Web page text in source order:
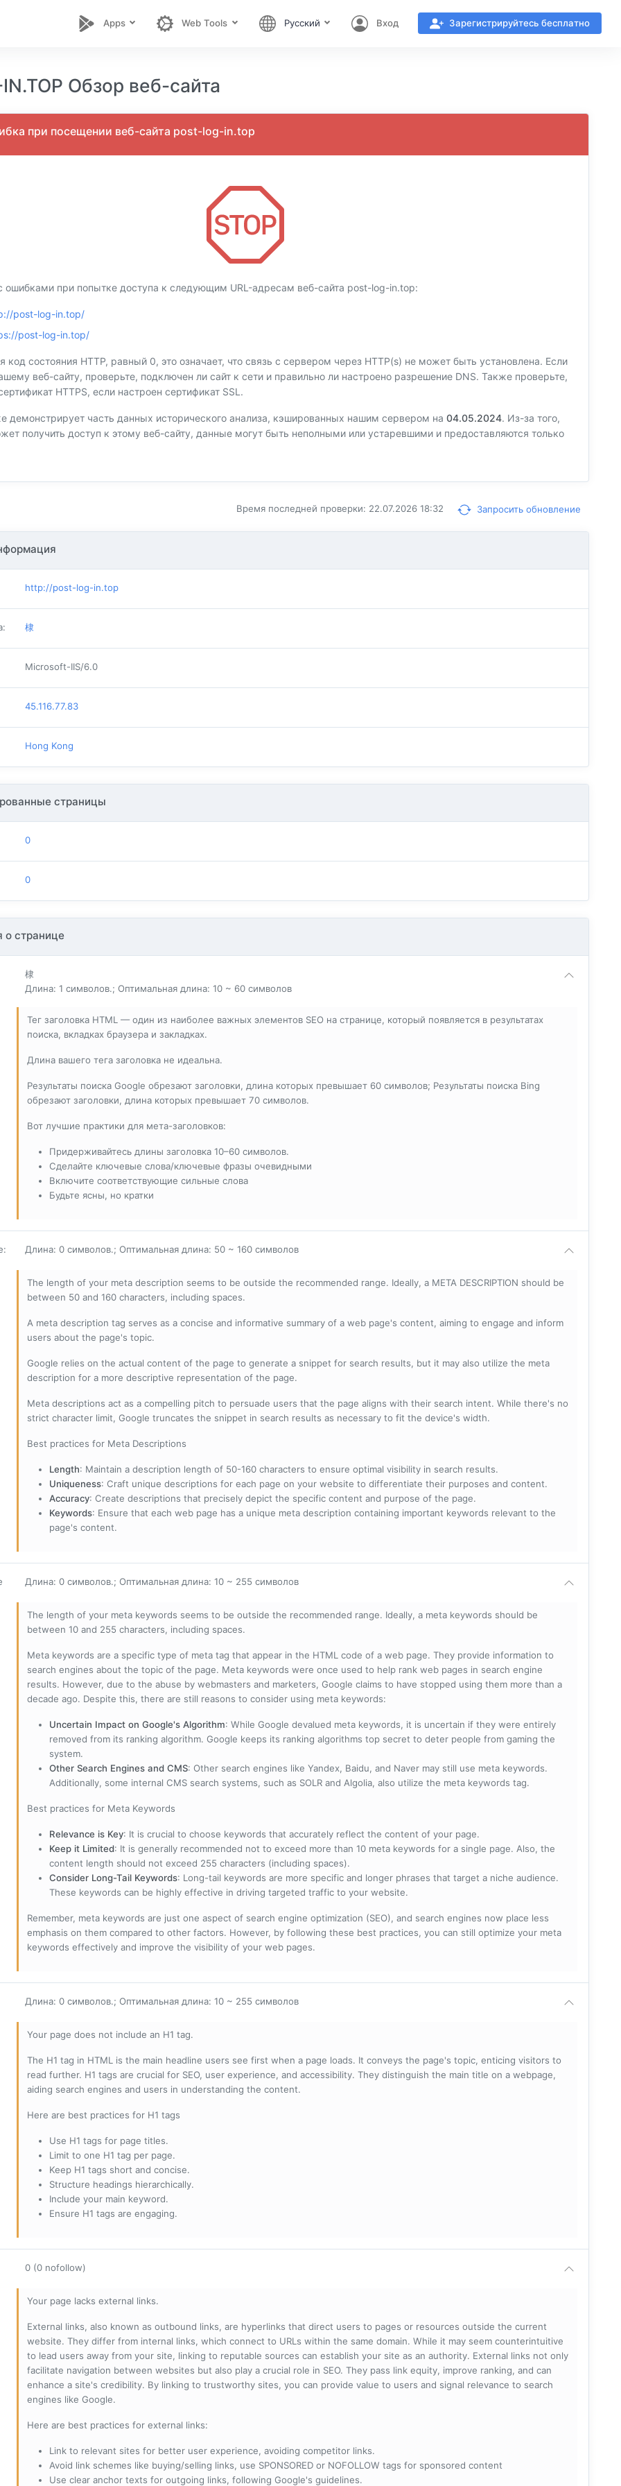
Apps Web Tools Русский Вход Зарегистрируйтесь бесплатно
Обзор веб-сайта
при посещении веб-сайта post-log-in.top
ошибками при попытке доступа к следующим URL-адресам веб-сайта post-log-in.top:
post-log-in.top/
post-log-in.top/
код состояния HTTP, равный 0, это означает, что связь с сервером через HTTP(s) не может быть установлена. Если
веб-сайту, проверьте, подключен ли сайт к сети и правильно ли настроено разрешение DNS. Также проверьте,
HTTPS, если настроен сертификат SSL.
демонстрирует часть данных исторического анализа, кэшированных нашим сервером на 04.05.2024. Из-за того,
получить доступ к этому веб-сайту, данные могут быть неполными или устаревшими и предоставляются только
Время последней проверки: 22.07.2026 18:32 Запросить обновление
http://post-log-in.top
: 棣
Microsoft-IIS/6.0
45.116.77.83
Hong Kong
страницы
0
0
странице
棣
Длина: 1 символов.; Оптимальная длина: 10 ~ 60 символов
Тег заголовка HTML — один из наиболее важных элементов SEO на странице, который появляется в результатах
поиска, вкладках браузера и закладках.
Длина вашего тега заголовка не идеальна.
Результаты поиска Google обрезают заголовки, длина которых превышает 60 символов; Результаты поиска Bing
обрезают заголовки, длина которых превышает 70 символов.
Вот лучшие практики для мета-заголовков:
Придерживайтесь длины заголовка 10–60 символов.
Сделайте ключевые слова/ключевые фразы очевидными
Включите соответствующие сильные слова
Будьте ясны, но кратки
: Длина: 0 символов.; Оптимальная длина: 50 ~ 160 символов
The length of your meta description seems to be outside the recommended range. Ideally, a META DESCRIPTION should be
between 50 and 160 characters, including spaces.
A meta description tag serves as a concise and informative summary of a web page's content, aiming to engage and inform
users about the page's topic.
Google relies on the actual content of the page to generate a snippet for search results, but it may also utilize the meta
description for a more descriptive representation of the page.
Meta descriptions act as a compelling pitch to persuade users that the page aligns with their search intent. While there's no
strict character limit, Google truncates the snippet in search results as necessary to fit the device's width.
Best practices for Meta Descriptions
Length: Maintain a description length of 50-160 characters to ensure optimal visibility in search results.
Uniqueness: Craft unique descriptions for each page on your website to differentiate their purposes and content.
Accuracy: Create descriptions that precisely depict the specific content and purpose of the page.
Keywords: Ensure that each web page has a unique meta description containing important keywords relevant to the
page's content.
Длина: 0 символов.; Оптимальная длина: 10 ~ 255 символов
The length of your meta keywords seems to be outside the recommended range. Ideally, a meta keywords should be
between 10 and 255 characters, including spaces.
Meta keywords are a specific type of meta tag that appear in the HTML code of a web page. They provide information to
search engines about the topic of the page. Meta keywords were once used to help rank web pages in search engine
results. However, due to the abuse by webmasters and marketers, Google claims to have stopped using them more than a
decade ago. Despite this, there are still reasons to consider using meta keywords:
Uncertain Impact on Google's Algorithm: While Google devalued meta keywords, it is uncertain if they were entirely
removed from its ranking algorithm. Google keeps its ranking algorithms top secret to deter people from gaming the
system.
Other Search Engines and CMS: Other search engines like Yandex, Baidu, and Naver may still use meta keywords.
Additionally, some internal CMS search systems, such as SOLR and Algolia, also utilize the meta keywords tag.
Best practices for Meta Keywords
Relevance is Key: It is crucial to choose keywords that accurately reflect the content of your page.
Keep it Limited: It is generally recommended not to exceed more than 10 meta keywords for a single page. Also, the
content length should not exceed 255 characters (including spaces).
Consider Long-Tail Keywords: Long-tail keywords are more specific and longer phrases that target a niche audience.
These keywords can be highly effective in driving targeted traffic to your website.
Remember, meta keywords are just one aspect of search engine optimization (SEO), and search engines now place less
emphasis on them compared to other factors. However, by following these best practices, you can still optimize your meta
keywords effectively and improve the visibility of your web pages.
Длина: 0 символов.; Оптимальная длина: 10 ~ 255 символов
Your page does not include an H1 tag.
The H1 tag in HTML is the main headline users see first when a page loads. It conveys the page's topic, enticing visitors to
read further. H1 tags are crucial for SEO, user experience, and accessibility. They distinguish the main title on a webpage,
aiding search engines and users in understanding the content.
Here are best practices for H1 tags
Use H1 tags for page titles.
Limit to one H1 tag per page.
Keep H1 tags short and concise.
Structure headings hierarchically.
Include your main keyword.
Ensure H1 tags are engaging.
0 (0 nofollow)
Your page lacks external links.
External links, also known as outbound links, are hyperlinks that direct users to pages or resources outside the current
website. They differ from internal links, which connect to URLs within the same domain. While it may seem counterintuitive
to lead users away from your site, linking to reputable sources can establish your site as an authority. External links not only
facilitate navigation between websites but also play a crucial role in SEO. They pass link equity, improve ranking, and can
enhance a site's credibility. By linking to trustworthy sites, you can provide value to users and signal relevance to search
engines like Google.
Here are best practices for external links:
Link to relevant sites for better user experience, avoiding competitor links.
Avoid link schemes like buying/selling links, use SPONSORED or NOFOLLOW tags for sponsored content
Use clear anchor texts for outgoing links, following Google's guidelines.